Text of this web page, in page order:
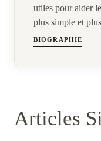
utiles pour aider
plus simple et
BIOGRAPHIE
Articles